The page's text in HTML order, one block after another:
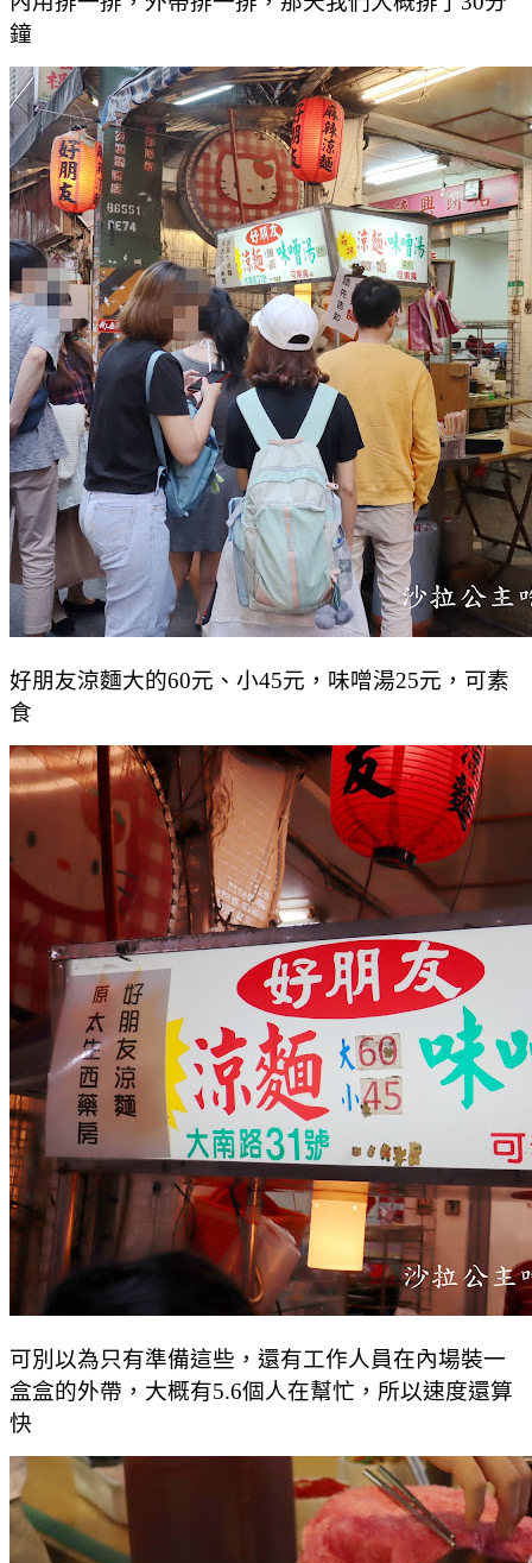
鐘
好朋友涼麵大的60元、小45元，味噌湯25元，可素
食
可別以為只有準備這些，還有工作人員在內場裝一
盒盒的外帶，大概有5.6個人在幫忙，所以速度還算
快